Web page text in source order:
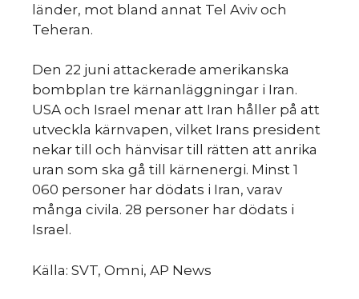
länder, mot bland annat Tel Aviv och
Teheran.
Den 22 juni attackerade amerikanska
bombplan tre kärnanläggningar i Iran.
USA och Israel menar att Iran håller på att
utveckla kärnvapen, vilket Irans president
nekar till och hänvisar till rätten att anrika
uran som ska gå till kärnenergi. Minst 1
060 personer har dödats i Iran, varav
många civila. 28 personer har dödats i
Israel.
Källa: SVT, Omni, AP News